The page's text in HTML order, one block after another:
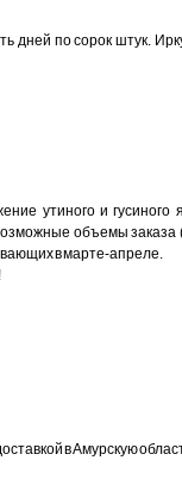
дней по сорок штук.
утиного и
объемы заказа
в марте-апреле.
в Амурскую